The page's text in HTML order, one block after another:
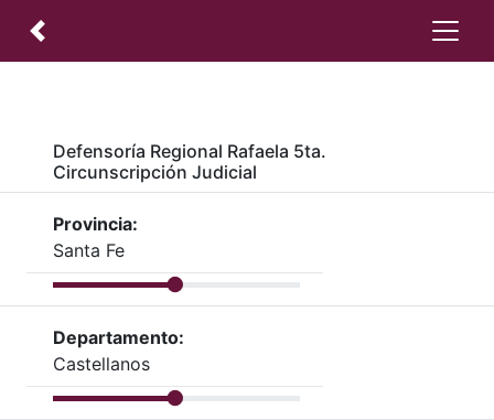
Defensoría Regional Rafaela 5ta.
Circunscripción Judicial
Provincia:
Santa Fe
Departamento:
Castellanos